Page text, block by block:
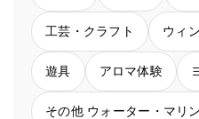
工芸・クラフト ウィ
遊具 アロマ体験
その他 ウォーター・マリ